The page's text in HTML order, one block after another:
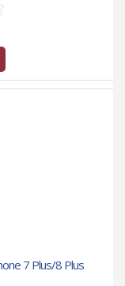
7 Plus/8 Plus